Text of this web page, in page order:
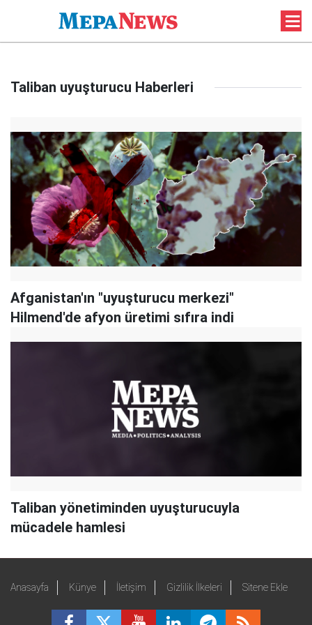
Taliban uyuşturucu Haberleri
Afganistan'ın "uyuşturucu merkezi"
Hilmend'de afyon üretimi sıfıra indi
Taliban yönetiminden uyuşturucuyla
mücadele hamlesi
Anasayfa Künye İletişim Gizlilik İlkeleri Sitene Ekle